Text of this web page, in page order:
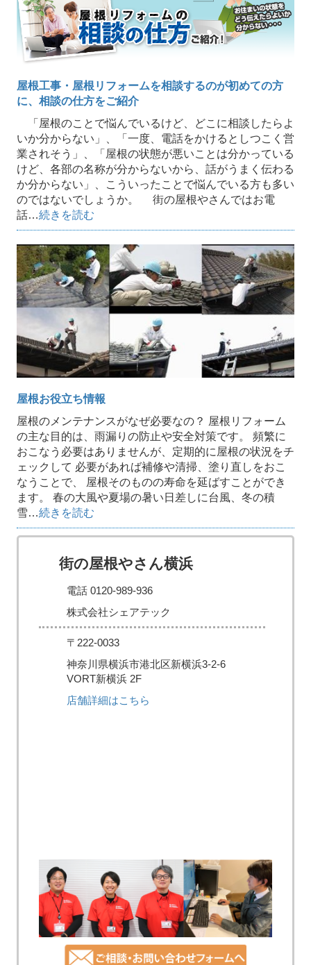
屋根工事・屋根リフォームを相談するのが初めての方
に、相談の仕方をご紹介
「屋根のことで悩んでいるけど、どこに相談したらよ
いか分からない」、「一度、電話をかけるとしつこく営
業されそう」、「屋根の状態が悪いことは分かっている
けど、各部の名称が分からないから、話がうまく伝わる
か分からない」、こういったことで悩んでいる方も多い
のではないでしょうか。 街の屋根やさんではお電
話…続きを読む
屋根お役立ち情報
屋根のメンテナンスがなぜ必要なの？ 屋根リフォーム
の主な目的は、雨漏りの防止や安全対策です。 頻繁に
おこなう必要はありませんが、定期的に屋根の状況をチ
ェックして 必要があれば補修や清掃、塗り直しをおこ
なうことで、 屋根そのものの寿命を延ばすことができ
ます。 春の大風や夏場の暑い日差しに台風、冬の積
雪…続きを読む
街の屋根やさん横浜
電話 0120-989-936
株式会社シェアテック
〒222-0033
神奈川県横浜市港北区新横浜3-2-6
VORT新横浜 2F
店舗詳細はこちら